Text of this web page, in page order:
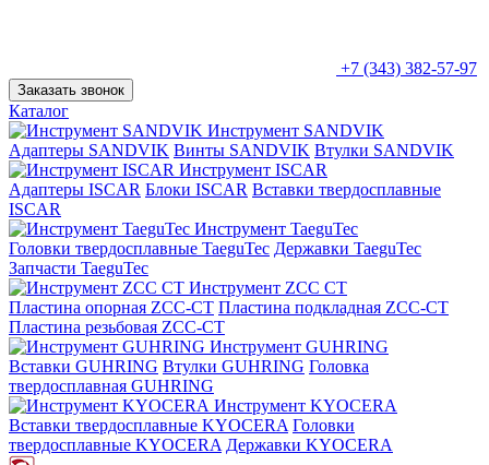
+7 (343) 382-57-97
Заказать звонок
Каталог
Инструмент SANDVIK
Адаптеры SANDVIK Винты SANDVIK Втулки SANDVIK
Инструмент ISCAR
Адаптеры ISCAR Блоки ISCAR Вставки твердосплавные
ISCAR
Инструмент TaeguTec
Головки твердосплавные TaeguTec Державки TaeguTec
Запчасти TaeguTec
Инструмент ZCС CT
Пластина опорная ZCC-CT Пластина подкладная ZCC-CT
Пластина резьбовая ZCC-CT
Инструмент GUHRING
Вставки GUHRING Втулки GUHRING Головка
твердосплавная GUHRING
Инструмент KYOCERA
Вставки твердосплавные KYOCERA Головки
твердосплавные KYOCERA Державки KYOCERA